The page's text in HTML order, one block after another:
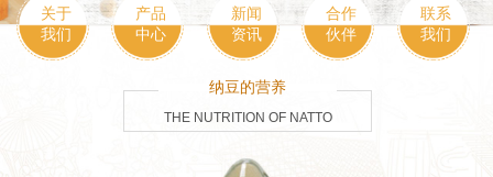
关于
我们
产品
中心
新闻
资讯
合作
伙伴
联系
我们
THE NUTRITION OF NATTO
纳豆的营养